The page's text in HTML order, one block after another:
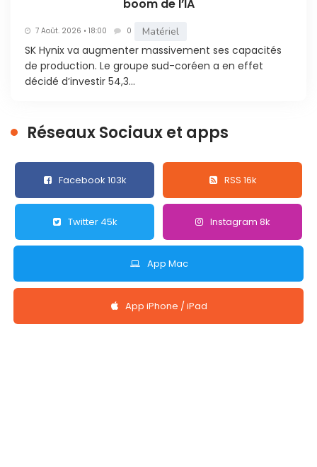
boom de l’IA
7 Août. 2026 • 18:00 0 Matériel
SK Hynix va augmenter massivement ses capacités
de production. Le groupe sud-coréen a en effet
décidé d’investir 54,3...
Réseaux Sociaux et apps
Facebook 103k RSS 16k
Twitter 45k Instagram 8k
App Mac
App iPhone / iPad